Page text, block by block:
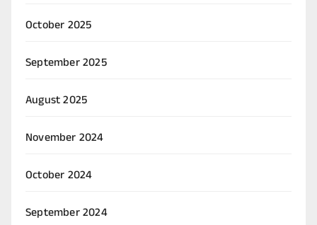
October 2025
September 2025
August 2025
November 2024
October 2024
September 2024